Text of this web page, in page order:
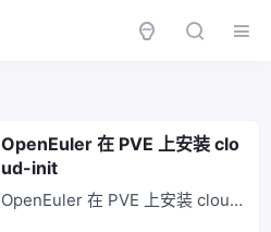
OpenEuler 在 PVE 上安装 clo
ud-init
OpenEuler 在 PVE 上安装 cloud-